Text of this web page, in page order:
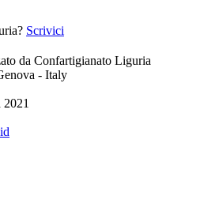
Scrivici
da Confartigianato Liguria
- Italy